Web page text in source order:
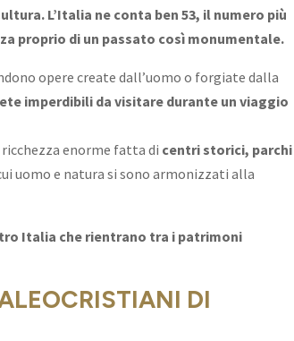
L’Italia ne conta ben 53, il numero più
proprio di un passato così monumentale.
opere create dall’uomo o forgiate dalla
imperdibili da visitare durante un viaggio
ricchezza enorme fatta di centri storici, parchi
uomo e natura si sono armonizzati alla
Italia che rientrano tra i patrimoni
DI